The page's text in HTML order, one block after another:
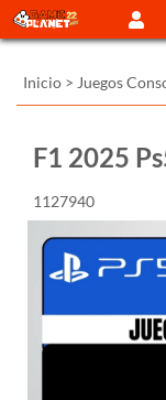
Inicio > Juegos
F1 2025
1127940